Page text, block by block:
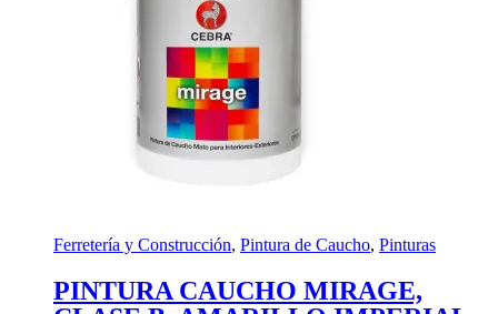
Ferretería y Construcción, Pintura de Caucho, Pinturas
PINTURA CAUCHO MIRAGE,